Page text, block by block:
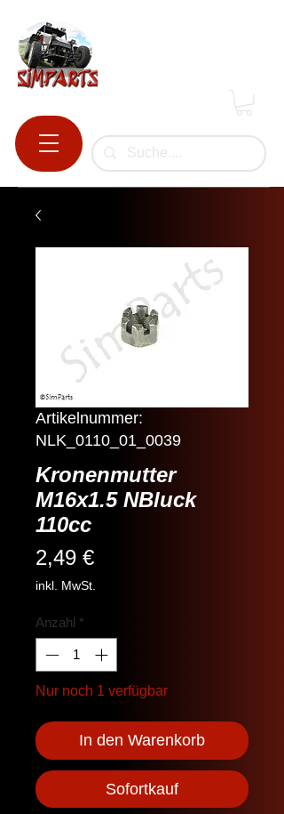
Artikelnummer:
NLK_0110_01_0039
Kronenmutter
M16x1.5 NBluck
110cc
2,49 €Preis
inkl. MwSt.
Anzahl *
Nur noch 1 verfügbar
In den Warenkorb
Sofortkauf